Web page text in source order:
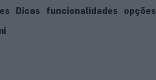
Dicas funcionalidades opções